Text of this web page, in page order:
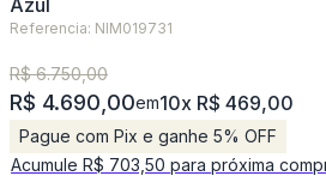
Azul
Referencia: NIM019731
R$ 6.750,00
R$ 4.690,00em10x R$ 469,00
Pague com Pix e ganhe 5% OFF
Acumule R$ 703,50 para próxima